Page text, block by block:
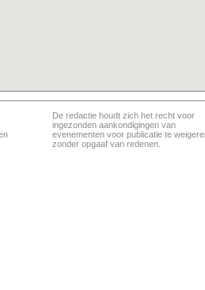
De redactie houdt zich het recht voor
ingezonden aankondigingen van
evenementen voor publicatie te
zonder opgaaf van redenen.